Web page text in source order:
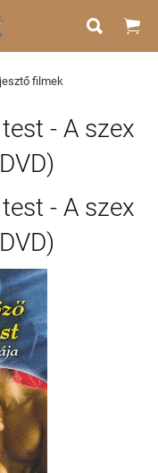
 
filmek
- A szex
- A szex